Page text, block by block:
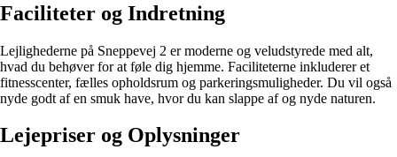
Faciliteter og Indretning
Lejlighederne på Sneppevej 2 er moderne og veludstyrede med alt,
hvad du behøver for at føle dig hjemme. Faciliteterne inkluderer et
fitnesscenter, fælles opholdsrum og parkeringsmuligheder. Du vil også
nyde godt af en smuk have, hvor du kan slappe af og nyde naturen.
Lejepriser og Oplysninger